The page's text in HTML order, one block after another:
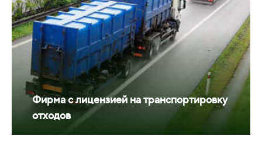
Фирма с лицензией на транспортировку
отходов